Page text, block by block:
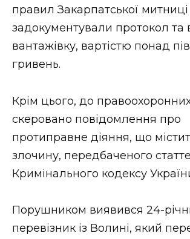
ЗАКАРПАТСЬКІ НОВИНИ
НОВИНИ ЗАХІДНОЇ
ФОТО
ВІДЕО
правил Закарпатської митниці
задокументували протокол та
вантажівку, вартістю понад
гривень.
Крім цього, до
скеровано повідомлення про
протиправне діяння, що
злочину, передбаченого
Кримінального кодексу
Порушником виявився 24-
перевізник із Волині, який